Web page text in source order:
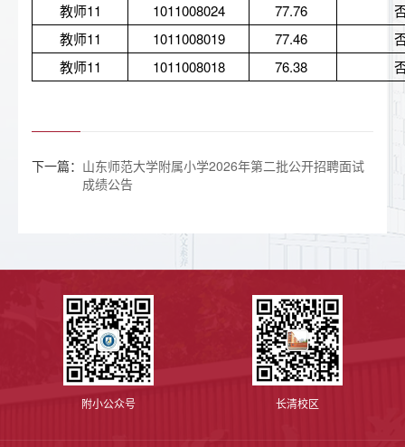
教师11
1011008024 77.76
教师11
1011008019 77.46
教师11
1011008018 76.38
下一篇： 山东师范大学附属小学2026年第二批公开招聘面试
成绩公告
附小公众号 长清校区